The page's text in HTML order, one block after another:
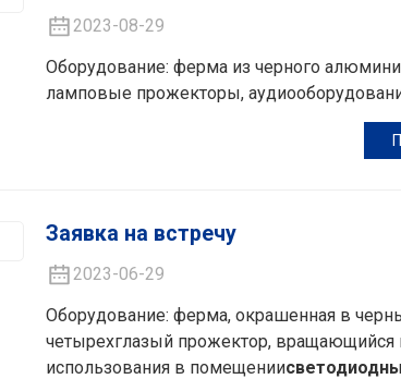
2023-08-29
Оборудование: ферма из черного
ламповые прожекторы,
Заявка на встречу
2023-06-29
Оборудование: ферма, окрашенная в
четырехглазый прожектор, вращающийся
использования в помещении